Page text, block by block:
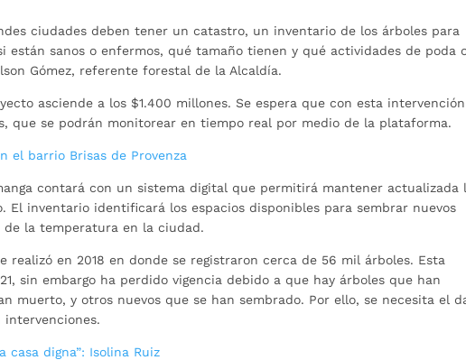
ciudades deben tener un catastro, un inventario de los árboles para
están sanos o enfermos, qué tamaño tienen y qué actividades de poda
Gómez, referente forestal de la Alcaldía.
asciende a los $1.400 millones. Se espera que con esta
que se podrán monitorear en tiempo real por medio de la plataforma.
el barrio Brisas de Provenza
contará con un sistema digital que permitirá mantener actualizada
El inventario identificará los espacios disponibles para sembrar nuevos
de la temperatura en la ciudad.
realizó en 2018 en donde se registraron cerca de 56 mil árboles. Esta
sin embargo ha perdido vigencia debido a que hay árboles que han
muerto, y otros nuevos que se han sembrado. Por ello, se necesita el
intervenciones.
casa digna”: Isolina Ruiz